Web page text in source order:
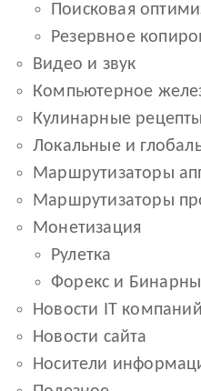
Поисковая
Резервное
Видео и звук
Компьютерное
Кулинарные рецепты
Локальные и
Маршрутизаторы
Маршрутизаторы
Монетизация
Рулетка
Форекс и
Новости IT компаний
Новости сайта
Носители